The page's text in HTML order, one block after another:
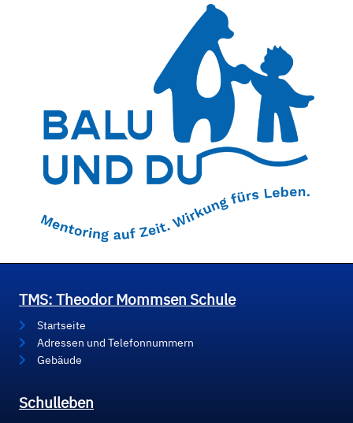
TMS: Theodor Mommsen Schule
Startseite
Adressen und Telefonnummern
Gebäude
Schulleben